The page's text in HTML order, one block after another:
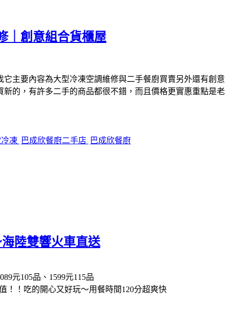
｜創意組合貨櫃屋
主要內容為大型冷凍空調維修與二手餐廚買賣另外還有創意
的，有許多二手的商品都很不錯，而且價格更實惠重點是老
凍 巴成欣餐廚二手店 巴成欣餐廚
陸雙響火車直送
元105品、1599元115品
！！吃的開心又好玩～用餐時間120分超爽快